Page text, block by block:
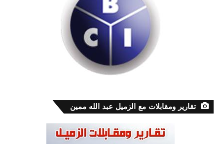
تقارير ومقابلات مع الزميل عبد الله ممين